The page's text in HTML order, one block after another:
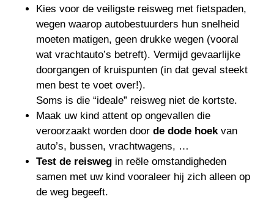
Kies voor de veiligste reisweg met fietspaden,
wegen waarop autobestuurders hun snelheid
moeten matigen, geen drukke wegen (vooral
wat vrachtauto’s betreft). Vermijd gevaarlijke
doorgangen of kruispunten (in dat geval steekt
men best te voet over!).
Soms is die “ideale” reisweg niet de kortste.
Maak uw kind attent op ongevallen die
veroorzaakt worden doorde dode hoekvan
auto’s, bussen, vrachtwagens, …
Test de reisweg in reële omstandigheden
samen met uw kind vooraleer hij zich alleen op
de weg begeeft.